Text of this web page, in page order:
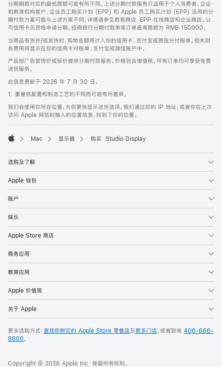
分期期数对应的最低限额可能有所不同。上述分期付款服务只适用于个人消费者。企业
和教育机构客户、企业员工购买计划 (EPP) 和 Apple 员工购买计划 (EPP) 适用的分
期付款方案可能与上述方案不同，详情请参见教育商店、EPP 在线商店和企业商店。公
司信用卡无资格申请分期。招商银行分期付款单笔订单最高限额为 RMB 150000。
当商品有货并/或发货时，购物金额将计入你的信用卡、支付宝或微信分付账单。相关财
务费用将显示在你的信用卡对账单、支付宝或微信账户中。
产品按广告宣传价或标价提供分期付款服务。价格包含增值税。所有订单均可享受免费
送货服务。
此信息更新于 2026 年 7 月 30 日。
1. 重量依配置和制造工艺的不同而可能有所差异。
我们会使用你所在位置，为你更快显示送货选项。我们通过你的 IP 地址，或者你在上次
访问 Apple 网站时输入的位置信息，找到了你的位置。
Mac 显示器 购买 Studio Display
选购及了解
Apple 钱包
账户
娱乐
Apple Store 商店
商务应用
教育应用
Apple 价值观
关于 Apple
更多选购方式：查找你附近的 Apple Store 零售店及更多门店，或者致电 400-666-
8800。
Copyright © 2026 Apple Inc. 保留所有权利。